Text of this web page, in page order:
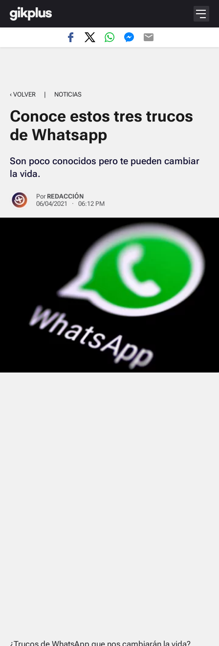
‹ VOLVER | NOTICIAS
Conoce estos tres trucos
de Whatsapp
Son poco conocidos pero te pueden cambiar
la vida.
Por REDACCIÓN
06/04/2021 · 06:12 PM